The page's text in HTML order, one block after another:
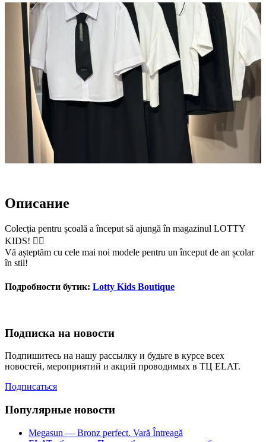
Описание
Colecția pentru școală a început să ajungă în magazinul LOTTY
KIDS! 👌🏼
Vă așteptăm cu cele mai noi modele pentru un început de an școlar
în stil!
Подробности бутик: Lotty Kids Boutique
Подписка на новости
Подпишитесь на нашу рассылку и будьте в курсе всех
новостей, мероприятий и акций проводимых в ТЦ ELAT.
Подписаться
Популярные новости
Megasun — Bronz perfect. Vară Întreagă